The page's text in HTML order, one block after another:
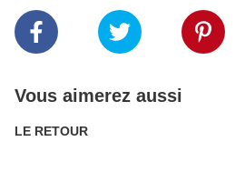
Vous aimerez aussi
LE RETOUR